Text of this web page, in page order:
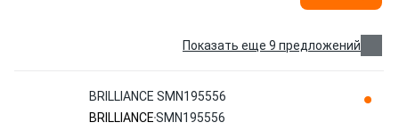
Показать еще 9 предложений
BRILLIANCE SMN195556
BRILLIANCESMN195556